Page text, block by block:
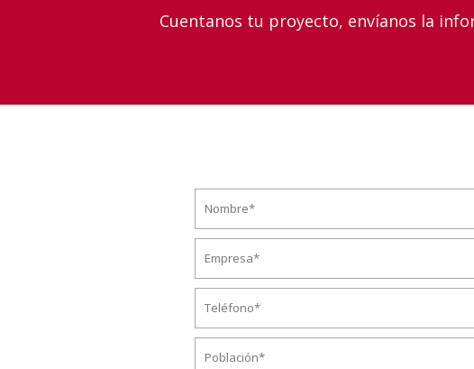
Cuentanos tu proyecto, envíanos la